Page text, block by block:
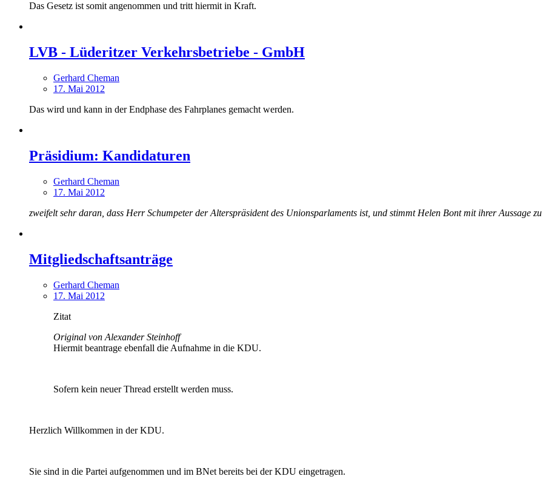
Das Gesetz ist somit angenommen und tritt hiermit in Kraft.
LVB - Lüderitzer Verkehrsbetriebe - GmbH
Gerhard Cheman
17. Mai 2012
Das wird und kann in der Endphase des Fahrplanes gemacht werden.
Präsidium: Kandidaturen
Gerhard Cheman
17. Mai 2012
zweifelt sehr daran, dass Herr Schumpeter der Alterspräsident des Unionsparlaments ist, und stimmt Helen Bont mit ihrer Aussage zu
Mitgliedschaftsanträge
Gerhard Cheman
17. Mai 2012
Zitat
Original von Alexander Steinhoff
Hiermit beantrage ebenfall die Aufnahme in die KDU.
Sofern kein neuer Thread erstellt werden muss.
Herzlich Willkommen in der KDU.
Sie sind in die Partei aufgenommen und im BNet bereits bei der KDU eingetragen.